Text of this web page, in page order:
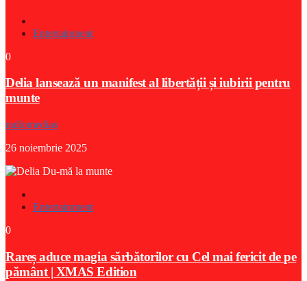
Entertainment
0
Delia lansează un manifest al libertății și iubirii pentru
munte
radiomedias
26 noiembrie 2025
Entertainment
0
Rareș aduce magia sărbătorilor cu Cel mai fericit de pe
pământ | XMAS Edition